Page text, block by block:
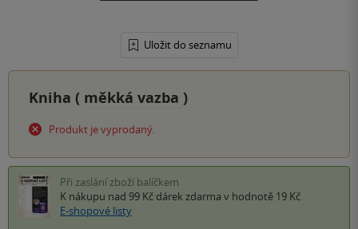
Uložit do seznamu
Kniha ( měkká vazba )
Produkt je vyprodaný.
Při zaslání zboží balíčkem
K nákupu nad 99 Kč dárek zdarma v hodnotě 19 Kč
E-shopové listy